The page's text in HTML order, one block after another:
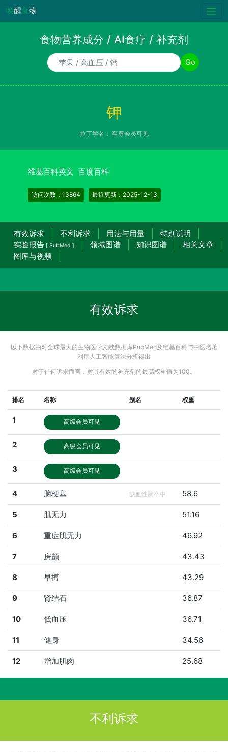
唤醒食物
食物营养成分 / AI食疗 / 补充剂
食物/AI食疗诉求/补充剂名称 Go
钾
拉丁学名： 至尊会员可见
维基百科英文 百度百科
访问次数：13864 最近更新：2025-12-13
有效诉求 不利诉求 用法与用量
特别说明
实验报告 [ PubMed ] 领域图谱 知识图谱
相关文章
图库与视频
有效诉求
以下数据由对全球最大的生物医学文献数据库PubMed及维基百科与中医名著
利用人工智能算法分析得出
对于任何诉求而言，对其有效的补充剂的最高权重值为100。
排名 名称 别名 权重
1 高级会员可见
2 高级会员可见
3 高级会员可见
4 脑梗塞 缺血性脑卒中 58.6
5 肌无力 51.16
6 重症肌无力 46.92
7 房颤 43.43
8 早搏 43.29
9 肾结石 36.87
10 低血压 36.71
11 健身 34.56
12 增加肌肉 25.68
不利诉求